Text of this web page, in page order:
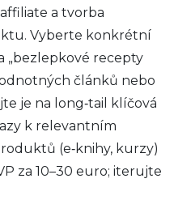
a tvorba
Vyberte konkrétní
„bezlepkové recepty
článků nebo
je na long‑tail klíčová
k relevantním
(e‑knihy, kurzy)
za 10–30 euro; iterujte